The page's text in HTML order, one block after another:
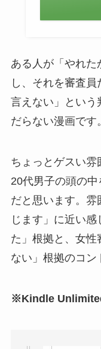
ある人が「やれた
し、それを審査
言えない」という
だらない漫画です。
ちょっとゲスい雰
20代男子の頭の
だと思います。雰
じます」に近い
た」根拠と、女性
ない」根拠のコン
※Kindle